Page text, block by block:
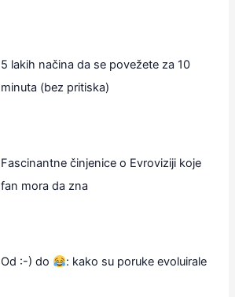
5 lakih načina da se povežete za 10
minuta (bez pritiska)
Fascinantne činjenice o Evroviziji koje
fan mora da zna
Od :-) do : kako su poruke evoluirale